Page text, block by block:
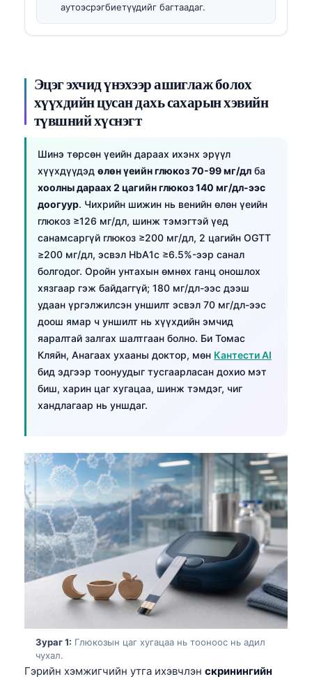
аутоэсрэгбиетүүдийг багтаадаг.
Эцэг эхчид үнэхээр ашиглаж болох
хүүхдийн цусан дахь сахарын хэвийн
түвшний хүснэгт
Шинэ төрсөн үеийн дараах ихэнх эрүүл
хүүхдүүдэд өлөн үеийн глюкоз 70-99 мг/дл ба
хоолны дараах 2 цагийн глюкоз 140 мг/дл-ээс
доогуур. Чихрийн шижин нь венийн өлөн үеийн
глюкоз ≥126 мг/дл, шинж тэмэгтэй үед
санамсаргүй глюкоз ≥200 мг/дл, 2 цагийн OGTT
≥200 мг/дл, эсвэл HbA1c ≥6.5%-ээр санал
болгодог. Оройн унтахын өмнөх ганц оношлох
хязгаар гэж байдаггүй; 180 мг/дл-ээс дээш
удаан үргэлжилсэн уншилт эсвэл 70 мг/дл-ээс
доош ямар ч уншилт нь хүүхдийн эмчид
яаралтай залгах шалтгаан болно. Би Томас
Кляйн, Анагаах ухааны доктор, мөн Кантести AI
бид эдгээр тоонуудыг тусгаарласан дохио мэт
биш, харин цаг хугацаа, шинж тэмдэг, чиг
хандлагаар нь уншдаг.
Зураг 1: Глюкозын цаг хугацаа нь тооноос нь адил
чухал.
Гэрийн хэмжигчийн утга ихэвчлэн скринингийн